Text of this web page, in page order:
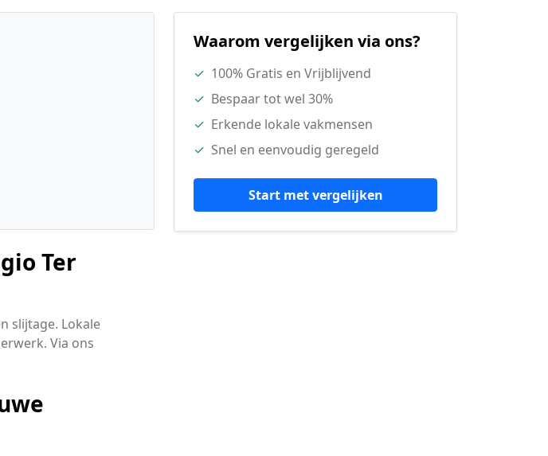
Ter
slijtage. Lokale
Via ons
Waarom vergelijken via ons?
✓ 100% Gratis en Vrijblijvend
✓ Bespaar tot wel 30%
✓ Erkende lokale vakmensen
✓ Snel en eenvoudig geregeld
Start met vergelijken